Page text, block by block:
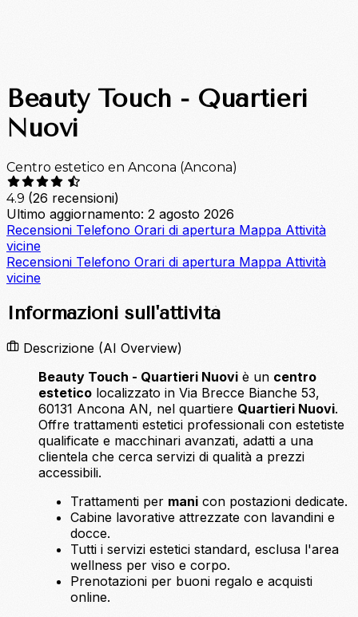
Beauty Touch - Quartieri
Nuovi
Centro estetico en Ancona (Ancona)
4.9 (26 recensioni)
Ultimo aggiornamento: 2 agosto 2026
Recensioni Telefono Orari di apertura Mappa Attività
vicine
Recensioni Telefono Orari di apertura Mappa Attività
vicine
Informazioni sull'attività
Descrizione (AI Overview)
Beauty Touch - Quartieri Nuovi è un centro
estetico localizzato in Via Brecce Bianche 53,
60131 Ancona AN, nel quartiere Quartieri Nuovi.
Offre trattamenti estetici professionali con estetiste
qualificate e macchinari avanzati, adatti a una
clientela che cerca servizi di qualità a prezzi
accessibili.
Trattamenti per mani con postazioni dedicate.
Cabine lavorative attrezzate con lavandini e
docce.
Tutti i servizi estetici standard, esclusa l'area
wellness per viso e corpo.
Prenotazioni per buoni regalo e acquisti
online.